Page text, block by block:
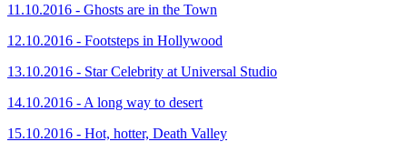
11.10.2016 - Ghosts are in the Town
12.10.2016 - Footsteps in Hollywood
13.10.2016 - Star Celebrity at Universal Studio
14.10.2016 - A long way to desert
15.10.2016 - Hot, hotter, Death Valley